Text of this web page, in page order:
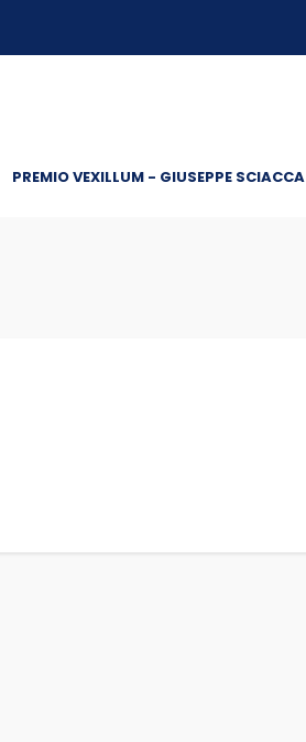
PREMIO VEXILLUM - GIUSEPPE SCIACCA